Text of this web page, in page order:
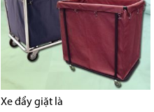
Xe đẩy giặt là